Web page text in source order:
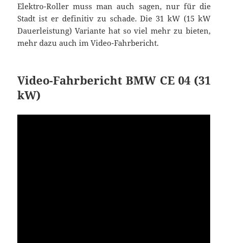
Elektro-Roller muss man auch sagen, nur für die
Stadt ist er definitiv zu schade. Die 31 kW (15 kW
Dauerleistung) Variante hat so viel mehr zu bieten,
mehr dazu auch im Video-Fahrbericht.
Video-Fahrbericht BMW CE 04 (31
kW)